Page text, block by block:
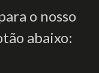
o nosso
abaixo: